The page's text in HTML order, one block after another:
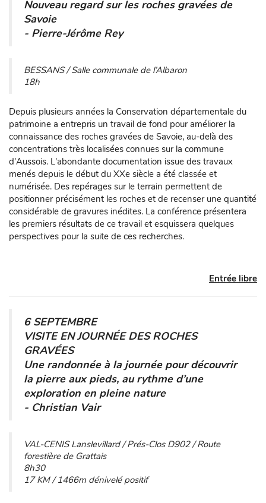
Nouveau regard sur les roches gravées de
Savoie
- Pierre-Jérôme Rey
BESSANS / Salle communale de l’Albaron
18h
Depuis plusieurs années la Conservation départementale du
patrimoine a entrepris un travail de fond pour améliorer la
connaissance des roches gravées de Savoie, au-delà des
concentrations très localisées connues sur la commune
d'Aussois. L'abondante documentation issue des travaux
menés depuis le début du XXe siècle a été classée et
numérisée. Des repérages sur le terrain permettent de
positionner précisément les roches et de recenser une quantité
considérable de gravures inédites. La conférence présentera
les premiers résultats de ce travail et esquissera quelques
perspectives pour la suite de ces recherches.
Entrée libre
6 SEPTEMBRE
VISITE EN JOURNÉE DES ROCHES
GRAVÉES
Une randonnée à la journée pour découvrir
la pierre aux pieds, au rythme d’une
exploration en pleine nature
- Christian Vair
VAL-CENIS Lanslevillard / Prés-Clos D902 / Route
forestière de Grattais
8h30
17 KM / 1466m dénivelé positif